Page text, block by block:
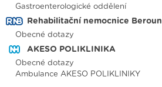
Gastroenterologické oddělení
Rehabilitační nemocnice Beroun
Obecné dotazy
AKESO POLIKLINIKA
Obecné dotazy
Ambulance AKESO POLIKLINIKY